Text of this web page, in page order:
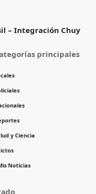
– Integración Chuy
principales
y Ciencia
Noticias